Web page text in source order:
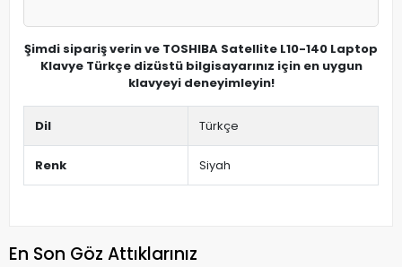
Şimdi sipariş verin ve TOSHIBA Satellite L10-140 Laptop
Klavye Türkçe dizüstü bilgisayarınız için en uygun
klavyeyi deneyimleyin!
Dil Türkçe
Renk Siyah
En Son Göz Attıklarınız